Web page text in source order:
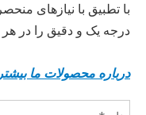
با تطبیق با نیازهای
درجه یک و دقیق را در
درباره محصولات ما بیشتر